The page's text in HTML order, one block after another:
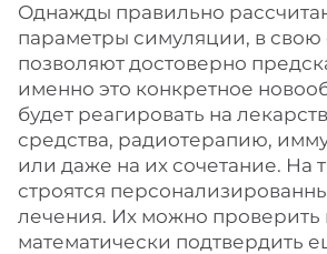
Однажды правильно
параметры симуляции, в свою
позволяют достоверно
именно это конкретное
будет реагировать на
средства, радиотерапию,
или даже на их сочетание. На
строятся
лечения. Их можно проверить
математически подтвердить